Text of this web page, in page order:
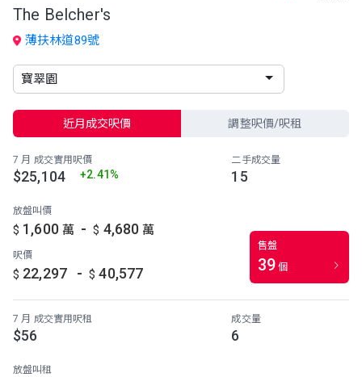
The Belcher's
薄扶林道89號
近月成交呎價 調整呎價/呎租
7 月 成交實用呎價
$25,104 +2.41%
二手成交量
15
放盤叫價
$ 1,600 萬 - $ 4,680 萬
呎價
$ 22,297 - $ 40,577
售盤
39 個
7 月 成交實用呎租
$56
成交量
6
放盤叫租